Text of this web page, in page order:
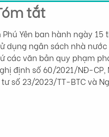
tắt
Yên ban hành ngày
dụng ngân sách nhà
các văn bản quy phạm
định số 60/2021/NĐ-
số 23/2023/TT-BTC và